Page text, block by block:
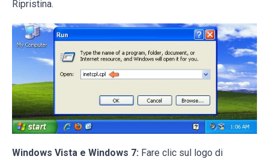
Ripristina.
Windows Vista e Windows 7: Fare clic sul logo di